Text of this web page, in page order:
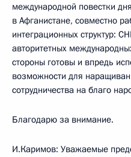
международной повестки
в Афганистане, совместно
интеграционных структур:
авторитетных
стороны готовы и впредь
возможности для
сотрудничества на благо
Благодарю за внимание.
И.Каримов: Уважаемые